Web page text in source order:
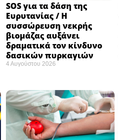
SOS για τα δάση της
Ευρυτανίας / Η
συσσώρευση νεκρής
βιομάζας αυξάνει
δραματικά τον κίνδυνο
δασικών πυρκαγιών
4 Αυγούστου 2026